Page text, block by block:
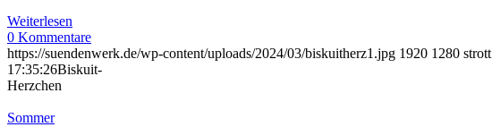
Weiterlesen
0 Kommentare
https://suendenwerk.de/wp-content/uploads/2024/03/biskuitherz1.jpg 1920 1280 strott
17:35:26Biskuit-
Herzchen
Sommer